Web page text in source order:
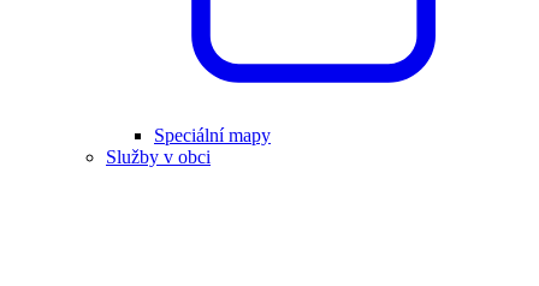
Speciální mapy
Služby v obci